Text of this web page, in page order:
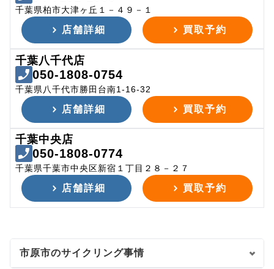
千葉県柏市大津ヶ丘１－４９－１
店舗詳細 買取予約
千葉八千代店
050-1808-0754
千葉県八千代市勝田台南1-16-32
店舗詳細 買取予約
千葉中央店
050-1808-0774
千葉県千葉市中央区新宿１丁目２８－２７
店舗詳細 買取予約
市原市のサイクリング事情